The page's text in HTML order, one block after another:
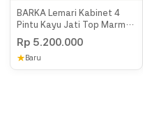
bara api, asam/bahan kimia. Bersihkan menggunakan kain
microfiber. Lap dengan kain lembab ikuti arah alur kayu. Apabila
noda membandel boleh
dengan lap kering. Note : Anda bisa custom warna sesuai dengan
BARKA Lemari Kabinet 4
Pintu Kayu Jati Top Marmer
Hitam
Rp 5.200.000
★ Baru